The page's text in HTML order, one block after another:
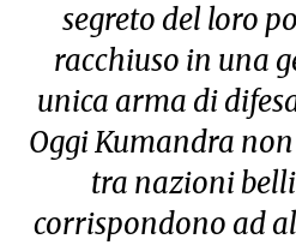
segreto del loro
racchiuso in una
unica arma di
Oggi Kumandra
tra nazioni
corrispondono ad